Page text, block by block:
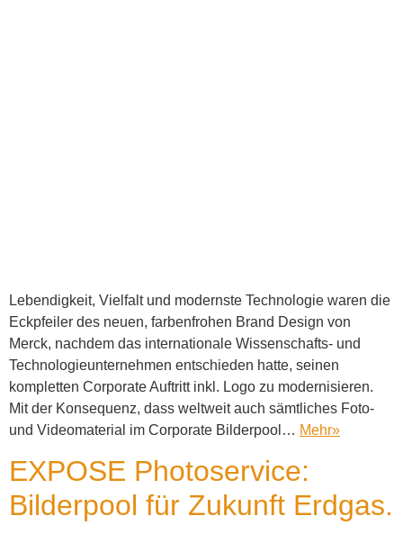
Lebendigkeit, Vielfalt und modernste Technologie waren die
Eckpfeiler des neuen, farbenfrohen Brand Design von
Merck, nachdem das internationale Wissenschafts- und
Technologieunternehmen entschieden hatte, seinen
kompletten Corporate Auftritt inkl. Logo zu modernisieren.
Mit der Konsequenz, dass weltweit auch sämtliches Foto-
und Videomaterial im Corporate Bilderpool… Mehr»
EXPOSE Photoservice:
Bilderpool für Zukunft Erdgas.